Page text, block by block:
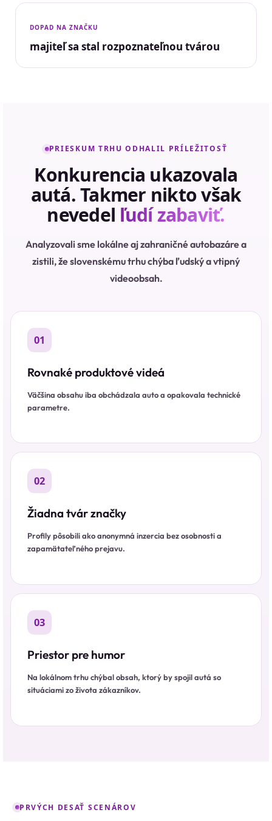
DOPAD NA ZNAČKU
majiteľ sa stal rozpoznateľnou tvárou
PRIESKUM TRHU ODHALIL PRÍLEŽITOSŤ
Konkurencia ukazovala
autá. Takmer nikto však
nevedel ľudí zabaviť.
Analyzovali sme lokálne aj zahraničné autobazáre a
zistili, že slovenskému trhu chýba ľudský a vtipný
videoobsah.
01
Rovnaké produktové videá
Väčšina obsahu iba obchádzala auto a opakovala technické
parametre.
02
Žiadna tvár značky
Profily pôsobili ako anonymná inzercia bez osobnosti a
zapamätateľného prejavu.
03
Priestor pre humor
Na lokálnom trhu chýbal obsah, ktorý by spojil autá so
situáciami zo života zákazníkov.
PRVÝCH DESAŤ SCENÁROV